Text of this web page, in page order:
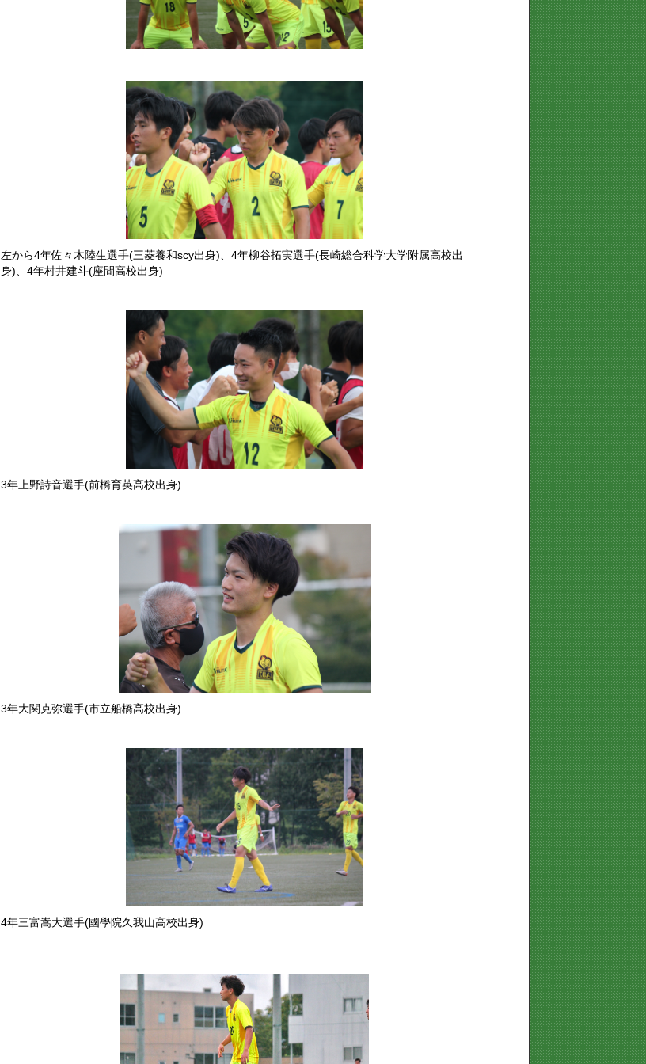
左から4年佐々木陸生選手(三菱養和scy出身)、4年柳谷拓実選手(長崎総合科学大学附属高校出
身)、4年村井建斗(座間高校出身)
3年上野詩音選手(前橋育英高校出身)
3年大関克弥選手(市立船橋高校出身)
4年三富嵩大選手(國學院久我山高校出身)